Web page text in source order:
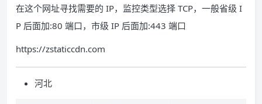
在这个网址寻找需要的 IP，监控类型选择 TCP，一般省级 I
P 后面加:80 端口，市级 IP 后面加:443 端口
https://zstaticcdn.com
河北